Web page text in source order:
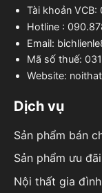
Tài khoản VCB:
Hotline :
Email:
Mã số thuế:
Website:
Dịch vụ
Sản phẩm bán
Sản phẩm ưu đãi
Nội thất gia đình